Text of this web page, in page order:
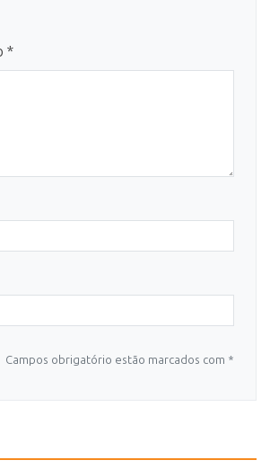
*
Campos obrigatório estão marcados com *